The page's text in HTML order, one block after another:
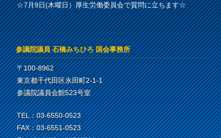
☆7月9日(木曜日）厚生労働委員会で質問に立ちます☆
参議院議員 石橋みちひろ 国会事務所
〒100-8962
東京都千代田区永田町2-1-1
参議院議員会館523号室
TEL：03-6550-0523
FAX：03-6551-0523